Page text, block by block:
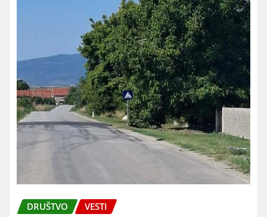
DRUŠTVO VESTI